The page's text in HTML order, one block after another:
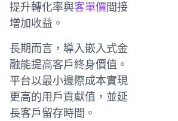
提升轉化率與客單價間接
增加收益。
長期而言，導入嵌入式金
融能提高客戶終身價值。
平台以最小邊際成本實現
更高的用戶貢獻值，並延
長客戶留存時間。